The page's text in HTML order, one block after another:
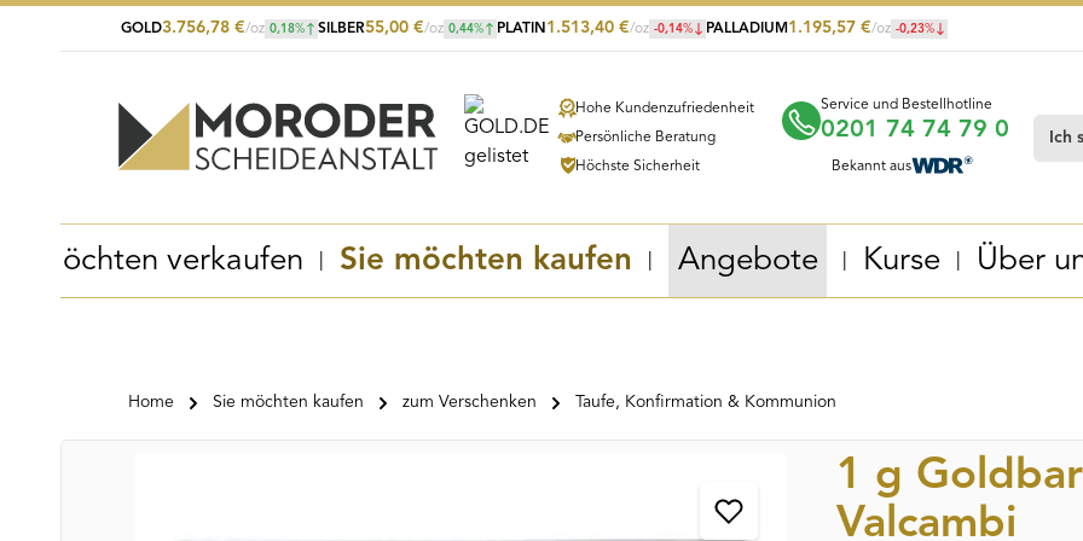
Zum Hauptinhalt springen
Zur Suche springen
Zur Hauptnavigation springen
GOLD3.756,78 €/oz 0,18% SILBER55,00 €/oz 0,44% PLATIN 1.513,40 €/oz -0,14% PALLADIUM 1.195,57 €/oz -0,23%
Hohe Kundenzufriedenheit
Persönliche Beratung
Höchste Sicherheit
Service und Bestellhotline
0201 74 74 79 0
Bekannt aus
möchten verkaufen Sie möchten kaufen Angebote Kurse Über
Home Sie möchten kaufen zum Verschenken Taufe, Konfirmation & Kommunion
1 g
Valcambi